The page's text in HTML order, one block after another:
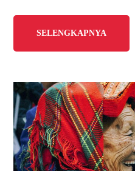
SELENGKAPNYA